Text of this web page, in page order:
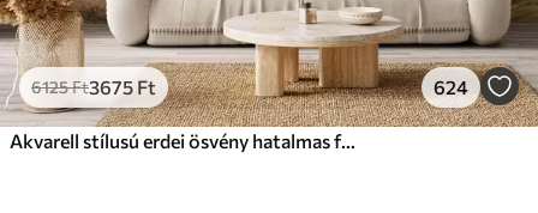
6125Ft3675 Ft 624
Akvarell stílusú erdei ösvény hatalmas fák között